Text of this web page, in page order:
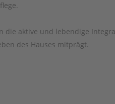
die aktive und lebendige
des Hauses mitprägt.